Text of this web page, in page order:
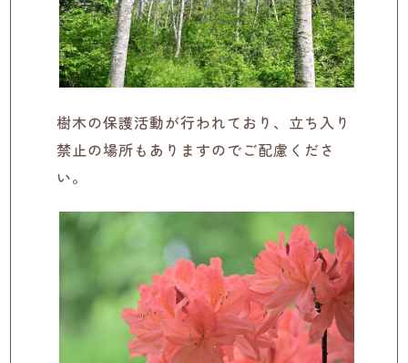
樹木の保護活動が行われており、立ち入り
禁止の場所もありますのでご配慮くださ
い。